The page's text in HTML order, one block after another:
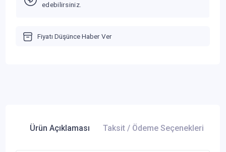
edebilirsiniz.
Fiyatı Düşünce Haber Ver
Ürün Açıklaması Taksit / Ödeme Seçenekleri